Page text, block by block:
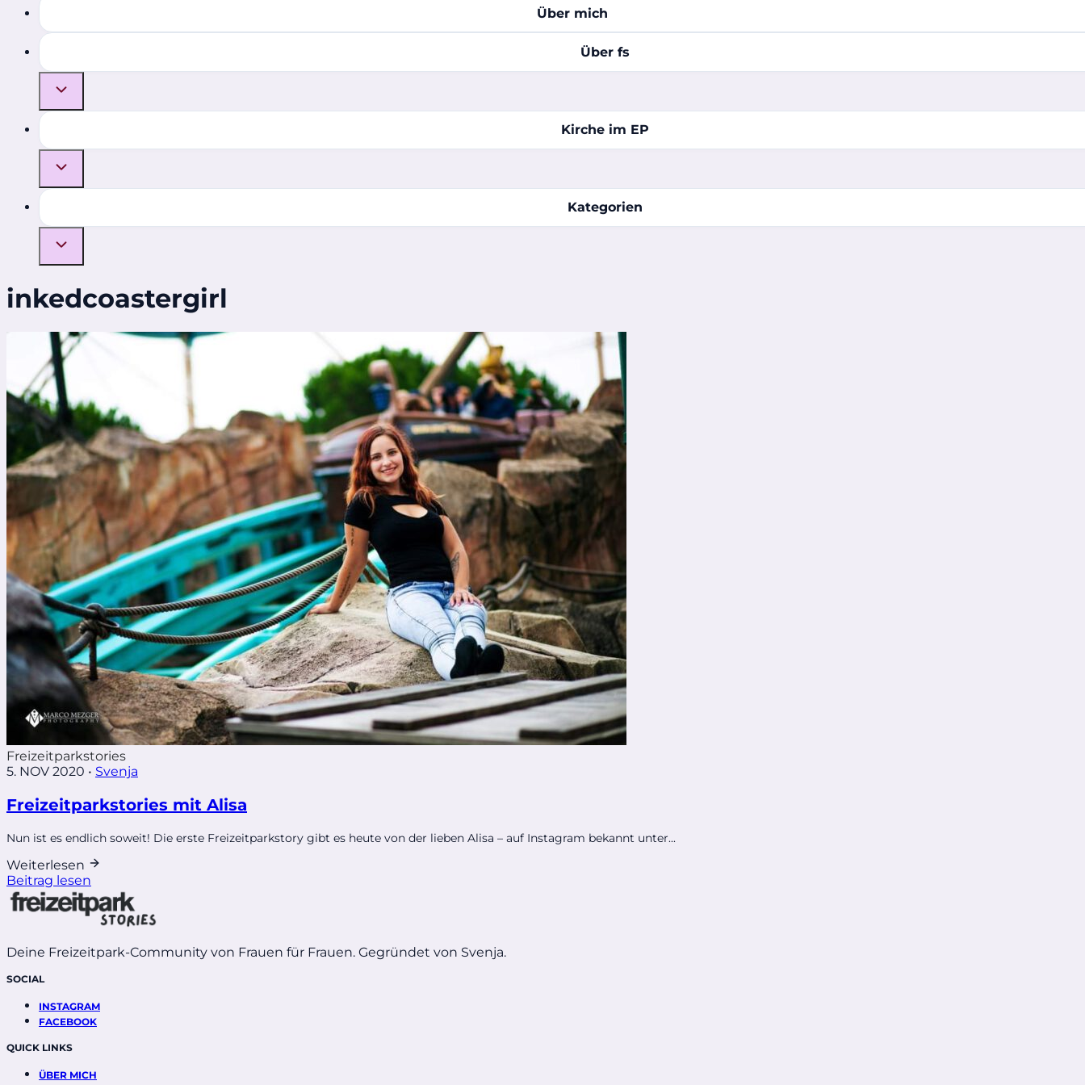
Über mich
Über fs
Kirche im EP
Kategorien
inkedcoastergirl
Freizeitparkstories
5. NOV 2020 • Svenja
Freizeitparkstories mit Alisa
Nun ist es endlich soweit! Die erste Freizeitparkstory gibt es heute von der lieben Alisa – auf Instagram bekannt unter...
Weiterlesen
Beitrag lesen
Deine Freizeitpark-Community von Frauen für Frauen. Gegründet von Svenja.
SOCIAL
INSTAGRAM
FACEBOOK
QUICK LINKS
ÜBER MICH